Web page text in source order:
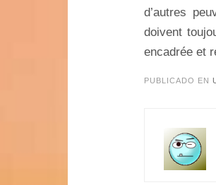
d’autres
doivent
encadrée et
PUBLICADO EN